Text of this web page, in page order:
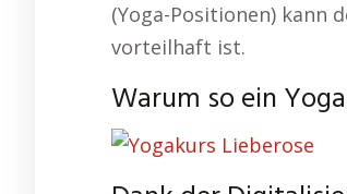
(Yoga-Positionen) kann
vorteilhaft ist.
Warum so ein